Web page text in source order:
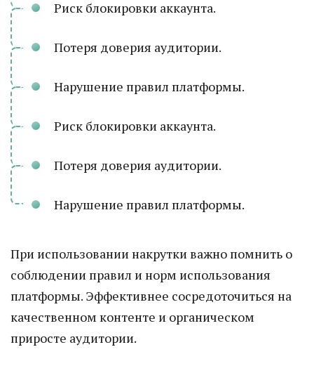
Риск блокировки аккаунта.
Потеря доверия аудитории.
Нарушение правил платформы.
Риск блокировки аккаунта.
Потеря доверия аудитории.
Нарушение правил платформы.
При использовании накрутки важно помнить о
соблюдении правил и норм использования
платформы. Эффективнее сосредоточиться на
качественном контенте и органическом
приросте аудитории.